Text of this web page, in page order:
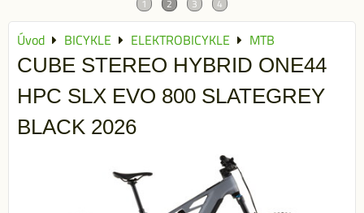
Úvod BICYKLE ELEKTROBICYKLE MTB
CUBE STEREO HYBRID ONE44
HPC SLX EVO 800 SLATEGREY
BLACK 2026